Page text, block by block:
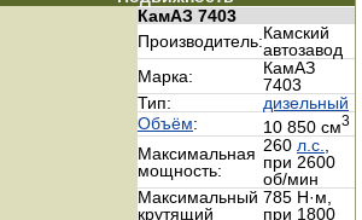
КамАЗ 7403
Производитель:Камский
автозавод
Марка:
КамАЗ
7403
Тип:
дизельный
Объём: 10 850 см3
Максимальная
мощность:
260 л.с.
при 2600
об/мин
Максимальный
крутящий
785 Н·м,
при 1800